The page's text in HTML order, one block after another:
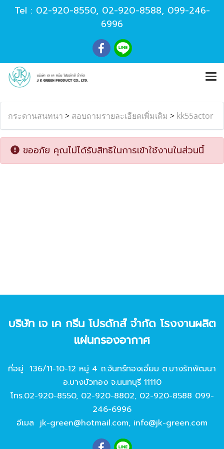
Tel : 02-920-8550, 02-920-8588, 099-246-
6996
กระดานสนทนา > สอบถามรายละเอียดเพิ่มเติม > kk55actor
ขออภัย คุณไม่ได้รับสิทธิในการเข้าใช้งานในส่วนนี้
บริษัท เจ เค กรีน โปรดักส์ จํากัด โรงงานผลิต
แผ่นกรองอากาศ
ที่อยู่ 136/11-10-12 หมู่ 4 ถ.จันทร์ทองเอี่ยม ต.บางรักพัฒนา
อ.บางบัวทอง จ.นนทบุรี 11110
โทร.02-920-8550, 02-920-8802, 02-920-8588 099-
246-6996
อีเมล jk-green@hotmail.com, info@jk-green.com